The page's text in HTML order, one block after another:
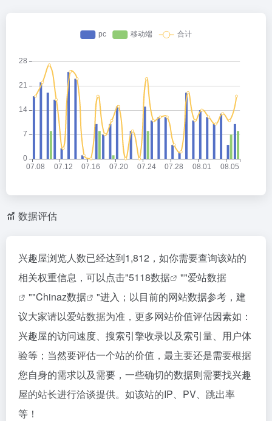
数据评估
兴趣屋浏览人数已经达到1,812，如你需要查询该站的
相关权重信息，可以点击"5118数据 ""爱站数据
""Chinaz数据
"进入；以目前的网站数据参考，建
议大家请以爱站数据为准，更多网站价值评估因素如：
兴趣屋的访问速度、搜索引擎收录以及索引量、用户体
验等；当然要评估一个站的价值，最主要还是需要根据
您自身的需求以及需要，一些确切的数据则需要找兴趣
屋的站长进行洽谈提供。如该站的IP、PV、跳出率
等！